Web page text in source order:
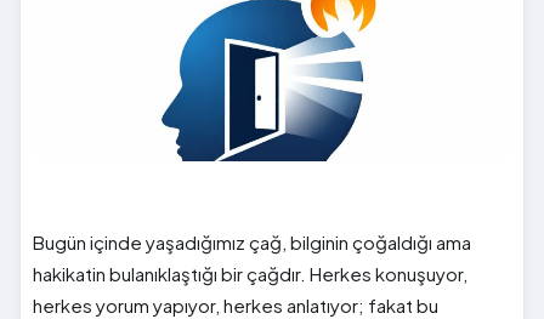
Bugün içinde yaşadığımız çağ, bilginin çoğaldığı ama
hakikatin bulanıklaştığı bir çağdır. Herkes konuşuyor,
herkes yorum yapıyor, herkes anlatıyor; fakat bu